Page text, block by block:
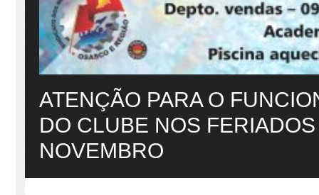
ATENÇÃO PARA O
DO CLUBE NOS
NOVEMBRO